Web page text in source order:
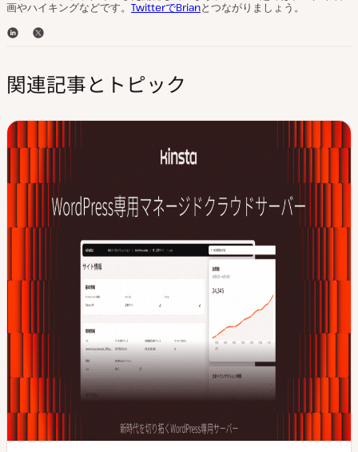
画やハイキングなどです。 TwitterでBrianとつながりましょう。
L
k
e
I
T
t
t
r
関連記事とトピック